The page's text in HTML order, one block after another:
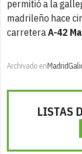
permitió a la
madrileño hace
carreteraA-42
Archivado enMadrid
LISTAS